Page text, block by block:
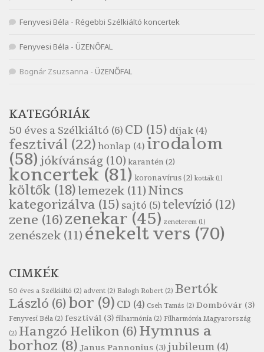
Szélkiáltó
Népköltés: Most érkeztünk
Szélkiáltó
Népköltés: Reggeli köszöntő
Pákolitz István: Altató
Szélkiáltó
Pákolitz István: Bakarasz
Szélkiáltó
Pákolitz István: Csiga-biga
Szélkiáltó
Pákolitz István: Kiolvasó
Szélkiáltó
Páskándi Géza: Madárijesztő
Szélkiáltó
Szélkiáltó
Robert Burns: Árpa Jankó
Szélkiáltó
Robert Burns: Most hoci a számlát
Szélkiáltó
Fenyvesi Béla - Régebbi Szélkiáltó koncertek
Fenyvesi Béla - ÜZENŐFAL
Bognár Zsuzsanna - ÜZENŐFAL
KATEGÓRIÁK
50 éves a Szélkiáltó (6) CD (15) díjak (4)
fesztivál (22) honlap (4) irodalom
(58)jókívánság (10) karantén (2)
koncertek(81) koronavírus(2) kották (1)
költők (18)lemezek (11)Nincs
kategorizálva (15) sajtó (5)televízió (12)
zene (16)zenekar (45) zeneterem (1)
zenészek (11) énekelt vers (70)
CIMKÉK
50 éves a Szélkiáltó (2) advent (2) Balogh Robert (2) Bertók
László (6)bor (9) CD (4) Cseh Tamás (2) Dombóvár (3)
Fenyvesi Béla (2) fesztivál (3) filharmónia (2) Filharmónia Magyarország
(2) Hangzó Helikon (6)Hymnus a
borhoz (8) Janus Pannonius (3)jubileum (4)